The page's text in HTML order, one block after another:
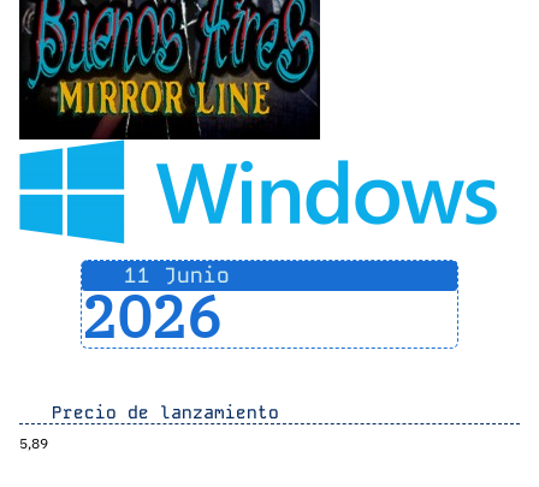
11 Junio
2026
Precio de lanzamiento
5,89